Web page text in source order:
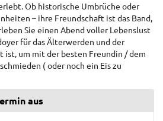
Ob historische Umbrüche oder
– ihre Freundschaft ist das Band,
Sie einen Abend voller Lebenslust
für das Älterwerden und der
ist, um mit der besten Freundin / dem
( oder noch ein Eis zu
aus